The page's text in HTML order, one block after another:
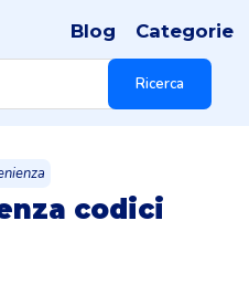
Ricerca
Blog Categorie
codici